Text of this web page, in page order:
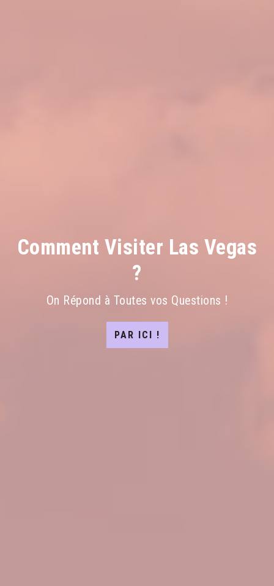
Comment Visiter Las Vegas
?
On Répond à Toutes vos Questions !
PAR ICI !